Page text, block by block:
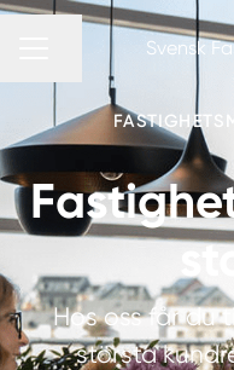
KARRIÄRMENY Svensk
Dela sidan
Hos oss får du
största